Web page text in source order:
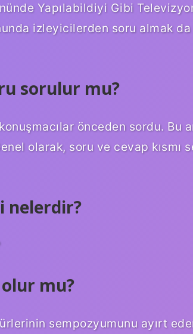
Yapılabildiyi Gibi
izleyicilerden soru almak da
sorulur mu?
önceden sordu. Bu
olarak, soru ve cevap kısmı
nelerdir?
mu?
sempozyumunu ayırt